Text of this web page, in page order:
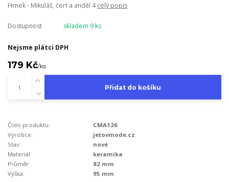
Hrnek - Mikuláš, čert a anděl 4celý popis
Dostupnost skladem 9 ks
Nejsme plátci DPH
179 Kč/ks
Přidat do košíku
Číslo produktu:
CMA126
Výrobce:
jetovmode.cz
Stav:
nové
Materiál:
keramika
Průměr:
82 mm
Výška:
95 mm